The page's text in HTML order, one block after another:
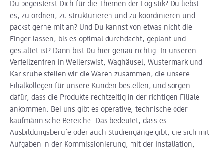
Du begeisterst Dich für die Themen der Logistik? Du liebst
es, zu ordnen, zu strukturieren und zu koordinieren und
packst gerne mit an? Und Du kannst von etwas nicht die
Finger lassen, bis es optimal durchdacht, geplant und
gestaltet ist? Dann bist Du hier genau richtig. In unseren
Verteilzentren in Weilerswist, Waghäusel, Wustermark und
Karlsruhe stellen wir die Waren zusammen, die unsere
Filialkollegen für unsere Kunden bestellen, und sorgen
dafür, dass die Produkte rechtzeitig in der richtigen Filiale
ankommen. Bei uns gibt es operative, technische oder
kaufmännische Bereiche. Das bedeutet, dass es
Ausbildungsberufe oder auch Studiengänge gibt, die sich mit
Aufgaben in der Kommissionierung, mit der Installation,